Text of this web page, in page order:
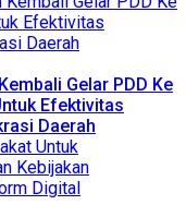
Gelar PDD Ke
Efektivitas
Daerah